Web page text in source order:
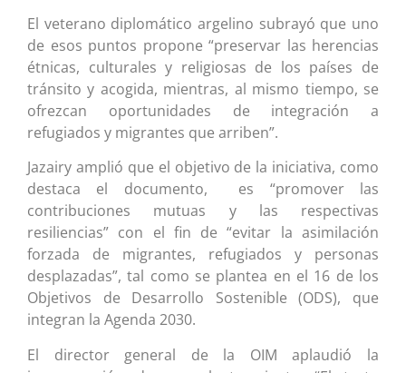
El veterano diplomático argelino subrayó que uno
de esos puntos propone “preservar las herencias
étnicas, culturales y religiosas de los países de
tránsito y acogida, mientras, al mismo tiempo, se
ofrezcan oportunidades de integración a
refugiados y migrantes que arriben”.
Jazairy amplió que el objetivo de la iniciativa, como
destaca el documento, es “promover las
contribuciones mutuas y las respectivas
resiliencias” con el fin de “evitar la asimilación
forzada de migrantes, refugiados y personas
desplazadas”, tal como se plantea en el 16 de los
Objetivos de Desarrollo Sostenible (ODS), que
integran la Agenda 2030.
El director general de la OIM aplaudió la